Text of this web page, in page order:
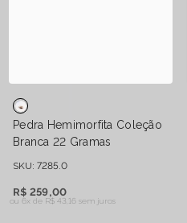
Pedra Hemimorfita Coleção
Branca 22 Gramas
SKU: 7285.0
R$ 259,00
ou 6x de R$ 43,16 sem juros